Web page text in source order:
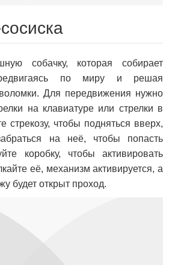
собачку, которая собирает
по миру и решая
Для передвижения нужно
на клавиатуре или стрелки в
стрекозу, чтобы подняться вверх,
на неё, чтобы попасть
коробку, чтобы активировать
её, механизм активируется, а
будет открыт проход.